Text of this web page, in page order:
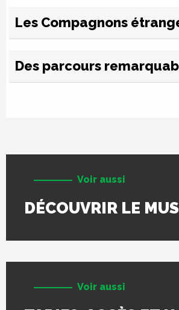
Les Compagnons
Des parcours
Voir aussi
DÉCOUVRIR LE
Voir aussi